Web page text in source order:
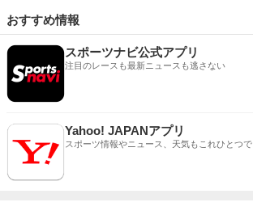
おすすめ情報
スポーツナビ公式アプリ
注目のレースも最新ニュースも逃さない
Yahoo! JAPANアプリ
スポーツ情報やニュース、天気もこれひとつで